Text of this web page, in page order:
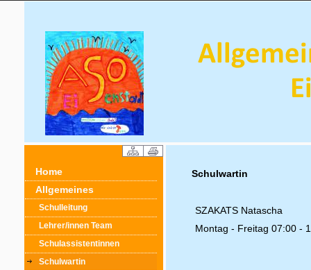
Home
Allgemeines
Schulleitung
Lehrer/innen Team
Schulassistentinnen
Schulwartin
Schulwartin
SZAKATS Natascha
Montag - Freitag 07:00 -